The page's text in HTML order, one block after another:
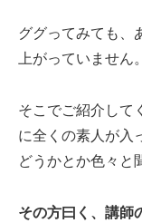
ググってみても、
上がっていません。
そこでご紹介して
に全くの素人が入
どうかとか色々と
その方曰く、講師